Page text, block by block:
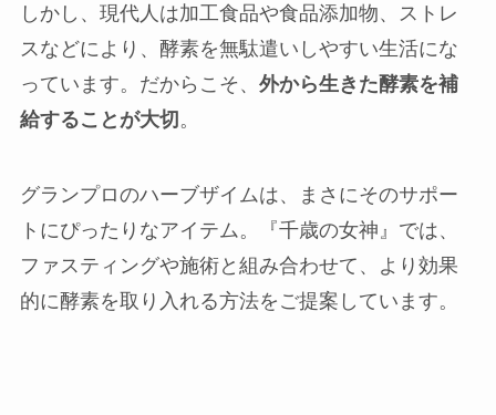
しかし、現代人は加工食品や食品添加物、ストレ
スなどにより、酵素を無駄遣いしやすい生活にな
っています。だからこそ、 外から生きた酵素を補
給することが大切 。
グランプロのハーブザイムは、まさにそのサポー
トにぴったりなアイテム。『千歳の女神』では、
ファスティングや施術と組み合わせて、より効果
的に酵素を取り入れる方法をご提案しています。